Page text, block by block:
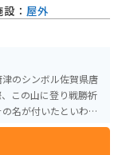
のシンボル佐賀県唐
この山に登り戦勝祈
名が付いたといわれ
： 屋外